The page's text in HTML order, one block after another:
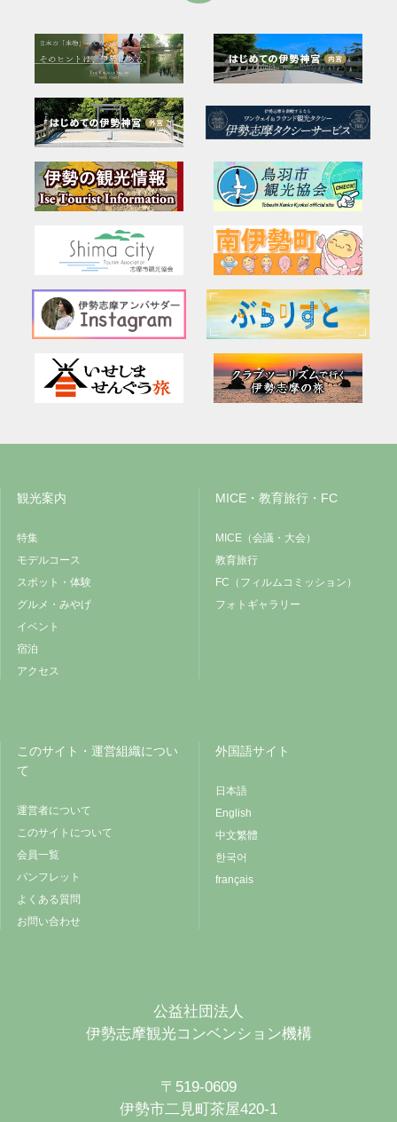
観光案内
特集
モデルコース
スポット・体験
グルメ・みやげ
イベント
宿泊
アクセス
MICE・教育旅行・FC
MICE（会議・大会）
教育旅行
FC（フィルムコミッション）
フォトギャラリー
このサイト・運営組織につい
て
運営者について
このサイトについて
会員一覧
パンフレット
よくある質問
お問い合わせ
外国語サイト
日本語
English
中文繁體
한국어
français
公益社団法人
伊勢志摩観光コンベンション機構
〒519-0609
伊勢市二見町茶屋420-1